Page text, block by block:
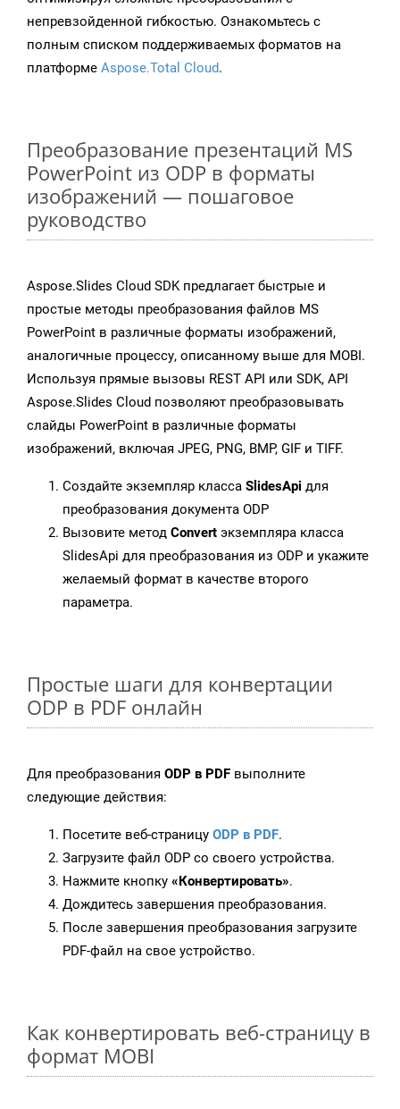
непревзойденной гибкостью. Ознакомьтесь с
полным списком поддерживаемых форматов на
платформе Aspose.Total Cloud.
Преобразование презентаций MS
PowerPoint из ODP в форматы
изображений — пошаговое
руководство
Aspose.Slides Cloud SDK предлагает быстрые и
простые методы преобразования файлов MS
PowerPoint в различные форматы изображений,
аналогичные процессу, описанному выше для MOBI.
Используя прямые вызовы REST API или SDK, API
Aspose.Slides Cloud позволяют преобразовывать
слайды PowerPoint в различные форматы
изображений, включая JPEG, PNG, BMP, GIF и TIFF.
Создайте экземпляр класса SlidesApi для
преобразования документа ODP
Вызовите метод Convert экземпляра класса
SlidesApi для преобразования из ODP и укажите
желаемый формат в качестве второго
параметра.
Простые шаги для конвертации
ODP в PDF онлайн
Для преобразования ODP в PDF выполните
следующие действия:
Посетите веб-страницу ODP в PDF.
Загрузите файл ODP со своего устройства.
Нажмите кнопку «Конвертировать».
Дождитесь завершения преобразования.
После завершения преобразования загрузите
PDF-файл на свое устройство.
Как конвертировать веб-страницу в
формат MOBI